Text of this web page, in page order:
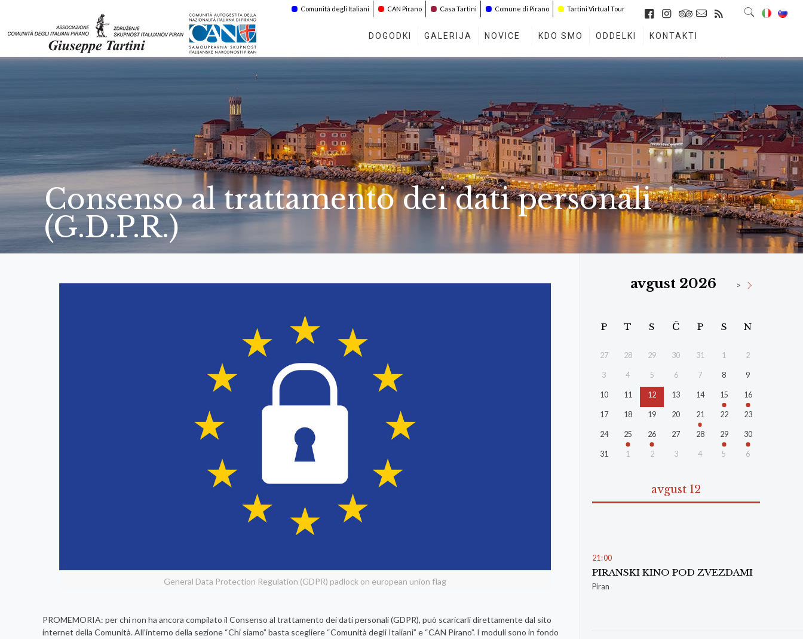
Comunità degli Italiani CAN Pirano Casa Tartini Comune di Pirano Tartini Virtual Tour
DOGODKI GALERIJA NOVICE KDO SMO ODDELKI KONTAKTI
Consenso al trattamento dei dati personali
(G.D.P.R.)
General Data Protection Regulation (GDPR) padlock on european union flag
PROMEMORIA: per chi non ha ancora compilato il Consenso al trattamento dei dati personali (GDPR), può scaricarli direttamente dal sito
internet della Comunità. All’interno della sezione “Chi siamo” basta scegliere “Comunità degli Italiani” e “CAN Pirano”. I moduli sono in fondo
avgust 2026 >
P T S Č P S N
27 28 29 30 31 1 2
3 4 5 6 7 8 9
10 11 12 13 14 15 16
17 18 19 20 21 22 23
24 25 26 27 28 29 30
31 1 2 3 4 5 6
avgust 12
21:00
PIRANSKI KINO POD ZVEZDAMI
Piran